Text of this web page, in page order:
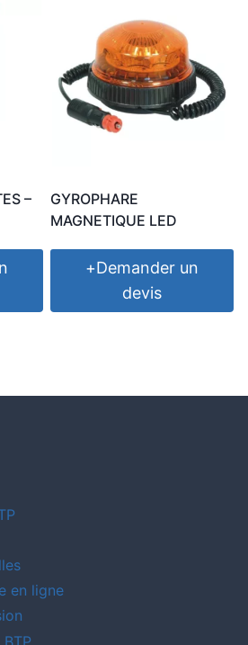
–
GYROPHARE
MAGNETIQUE LED
+Demander un
devis
en ligne